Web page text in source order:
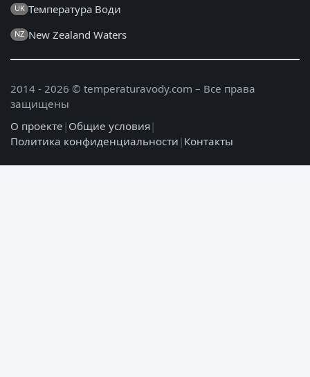
UK Температура Води
NZ New Zealand Waters
2014 - 2026 © temperaturavody.com – Все права
защищены
О проекте | Общие условия|
Политика конфиденциальности | Контакты